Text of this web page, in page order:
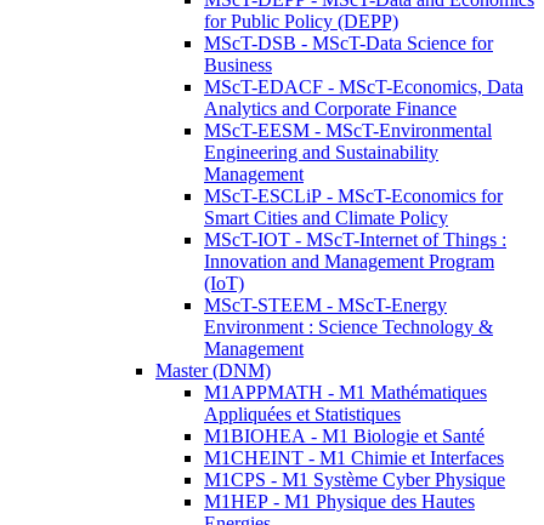
for Public Policy (DEPP)
MScT-DSB - MScT-Data Science for
Business
MScT-EDACF - MScT-Economics, Data
Analytics and Corporate Finance
MScT-EESM - MScT-Environmental
Engineering and Sustainability
Management
MScT-ESCLiP - MScT-Economics for
Smart Cities and Climate Policy
MScT-IOT - MScT-Internet of Things :
Innovation and Management Program
(IoT)
MScT-STEEM - MScT-Energy
Environment : Science Technology &
Management
Master (DNM)
M1APPMATH - M1 Mathématiques
Appliquées et Statistiques
M1BIOHEA - M1 Biologie et Santé
M1CHEINT - M1 Chimie et Interfaces
M1CPS - M1 Système Cyber Physique
M1HEP - M1 Physique des Hautes